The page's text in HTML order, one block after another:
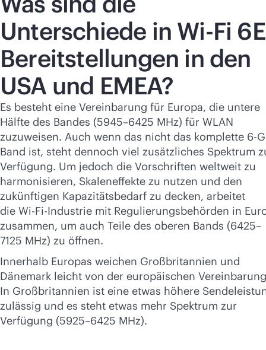
Unterschiede in Wi-Fi
Bereitstellungen in den
USA und EMEA?
Es besteht eine Vereinbarung für Europa, die untere
Hälfte des Bandes (5945–6425 MHz) für WLAN
zuzuweisen. Auch wenn das nicht das komplette 6-
Band ist, steht dennoch viel zusätzliches Spektrum
Verfügung. Um jedoch die Vorschriften weltweit zu
harmonisieren, Skaleneffekte zu nutzen und den
zukünftigen Kapazitätsbedarf zu decken, arbeitet
die Wi-Fi-Industrie mit Regulierungsbehörden in
zusammen, um auch Teile des oberen Bands (6425–
7125 MHz) zu öffnen.
Innerhalb Europas weichen Großbritannien und
Dänemark leicht von der europäischen
In Großbritannien ist eine etwas höhere
zulässig und es steht etwas mehr Spektrum zur
Verfügung (5925–6425 MHz).